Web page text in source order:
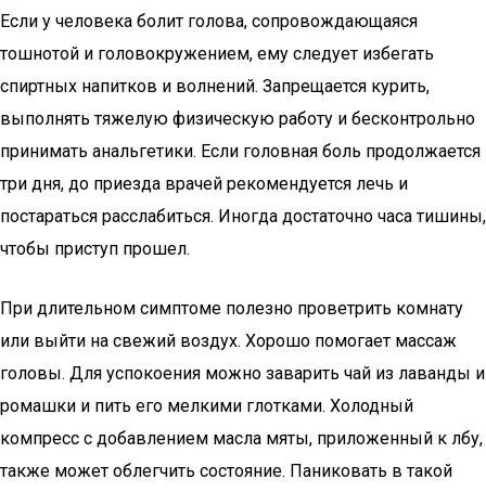
Если у человека болит голова, сопровождающаяся
тошнотой и головокружением, ему следует избегать
спиртных напитков и волнений. Запрещается курить,
выполнять тяжелую физическую работу и бесконтрольно
принимать анальгетики. Если головная боль продолжается
три дня, до приезда врачей рекомендуется лечь и
постараться расслабиться. Иногда достаточно часа тишины,
чтобы приступ прошел.
При длительном симптоме полезно проветрить комнату
или выйти на свежий воздух. Хорошо помогает массаж
головы. Для успокоения можно заварить чай из лаванды и
ромашки и пить его мелкими глотками. Холодный
компресс с добавлением масла мяты, приложенный к лбу,
также может облегчить состояние. Паниковать в такой